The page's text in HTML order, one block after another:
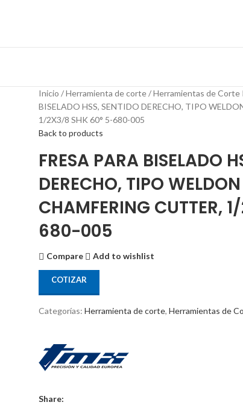
Inicio Herramienta de corte Herramientas de Corte
BISELADO HSS, SENTIDO DERECHO, TIPO
1/2X3/8 SHK 60° 5-680-005
Back to products
FRESA PARA BISELADO
DERECHO, TIPO
CHAMFERING CUTTER,
680-005
Compare Add to wishlist
COTIZAR
Categorías: Herramienta de corte, Herramientas de
Share: